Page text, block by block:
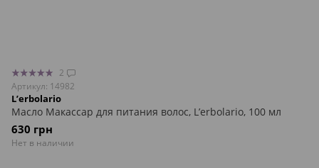
2
Артикул: 14982
L’erbolario
Масло Макассар для питания волос, L’erbolario, 100 мл
630 грн
Нет в наличии